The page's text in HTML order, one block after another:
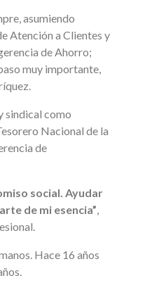
asumiendo
Atención a Clientes y
de Ahorro;
muy importante,
sindical como
Nacional de la
de
social. Ayudar
de mi esencia”,
Hace 16 años